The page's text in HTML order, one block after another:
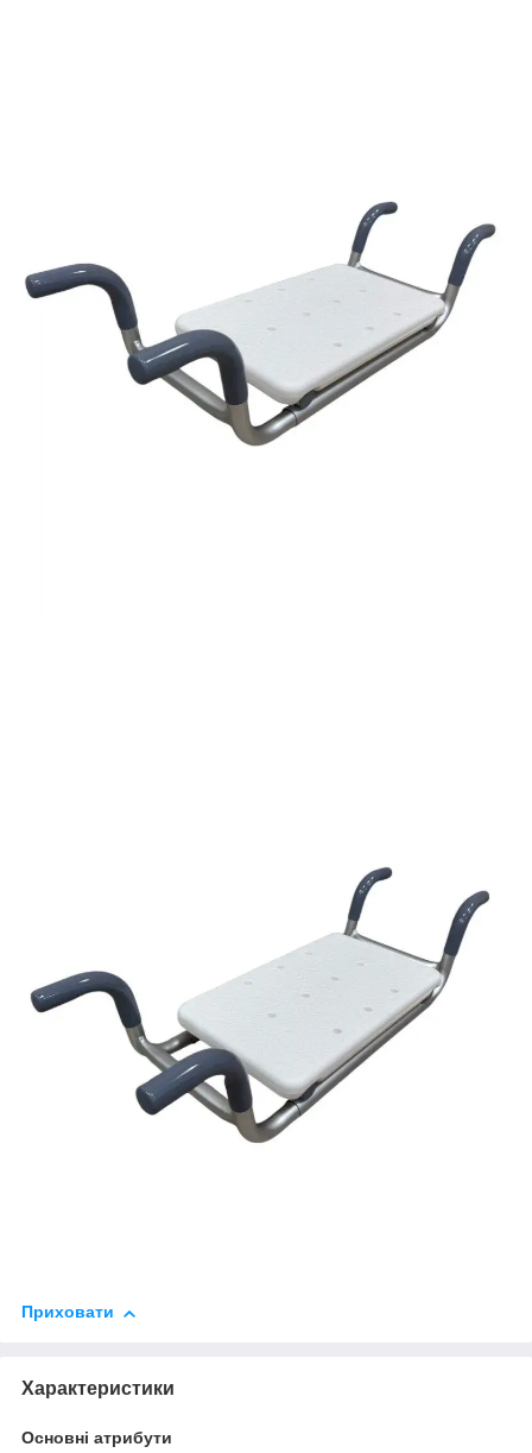
Приховати
Характеристики
Основні атрибути